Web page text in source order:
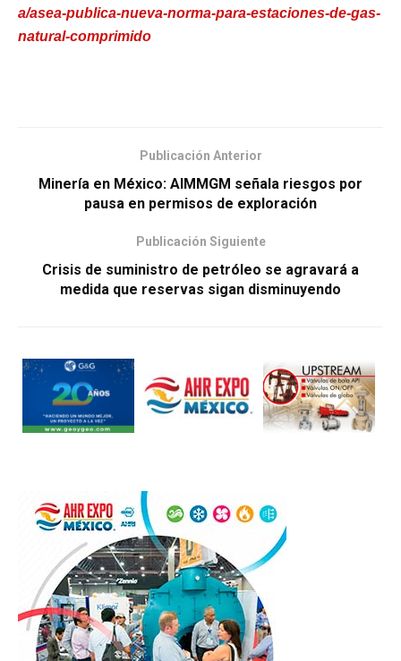
a/asea-publica-nueva-norma-para-estaciones-de-gas-
natural-comprimido
Publicación Anterior
Minería en México: AIMMGM señala riesgos por
pausa en permisos de exploración
Publicación Siguiente
Crisis de suministro de petróleo se agravará a
medida que reservas sigan disminuyendo